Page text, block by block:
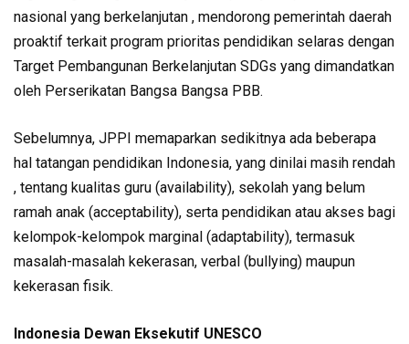
nasional yang berkelanjutan , mendorong pemerintah daerah
proaktif terkait program prioritas pendidikan selaras dengan
Target Pembangunan Berkelanjutan SDGs yang dimandatkan
oleh Perserikatan Bangsa Bangsa PBB.
Sebelumnya, JPPI memaparkan sedikitnya ada beberapa
hal tatangan pendidikan Indonesia, yang dinilai masih rendah
, tentang kualitas guru (availability), sekolah yang belum
ramah anak (acceptability), serta pendidikan atau akses bagi
kelompok-kelompok marginal (adaptability), termasuk
masalah-masalah kekerasan, verbal (bullying) maupun
kekerasan fisik.
Indonesia Dewan Eksekutif UNESCO